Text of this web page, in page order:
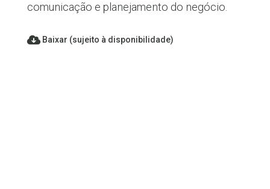
comunicação e planejamento do negócio.
Baixar (sujeito à disponibilidade)